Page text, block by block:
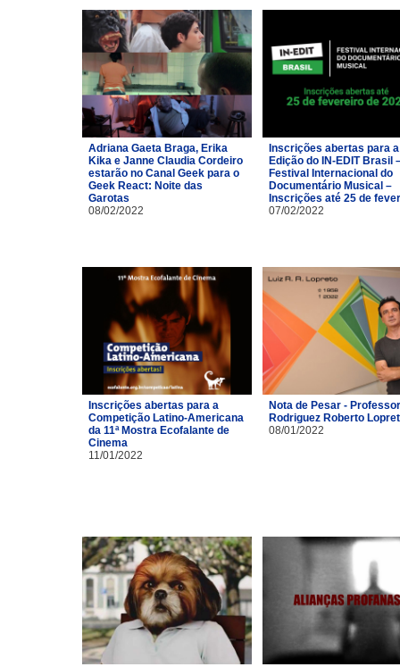
Adriana Gaeta Braga, Erika
Kika e Janne Claudia Cordeiro
estarão no Canal Geek para o
Geek React: Noite das
Garotas
08/02/2022
Inscrições abertas para a
Edição do IN-EDIT Brasil
Festival Internacional do
Documentário Musical –
Inscrições até 25 de
07/02/2022
Inscrições abertas para a
Competição Latino-Americana
da 11ª Mostra Ecofalante de
Cinema
11/01/2022
Nota de Pesar -
Rodriguez Roberto
08/01/2022